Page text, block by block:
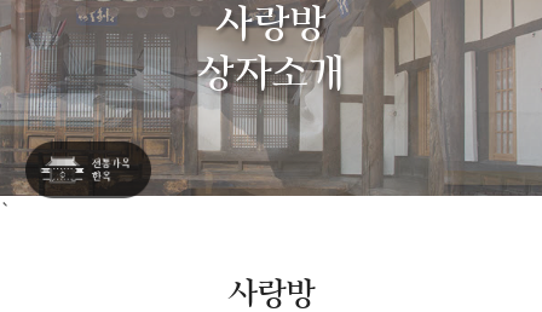
`
사랑방
상자소개
사랑방